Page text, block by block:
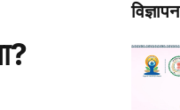
विज्ञापन